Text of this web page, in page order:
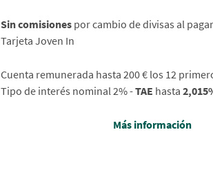
Sin comisiones por cambio de divisas al
Tarjeta Joven In
Cuenta remunerada hasta 200 € los 12
Tipo de interés nominal 2% -TAE hasta
Más información